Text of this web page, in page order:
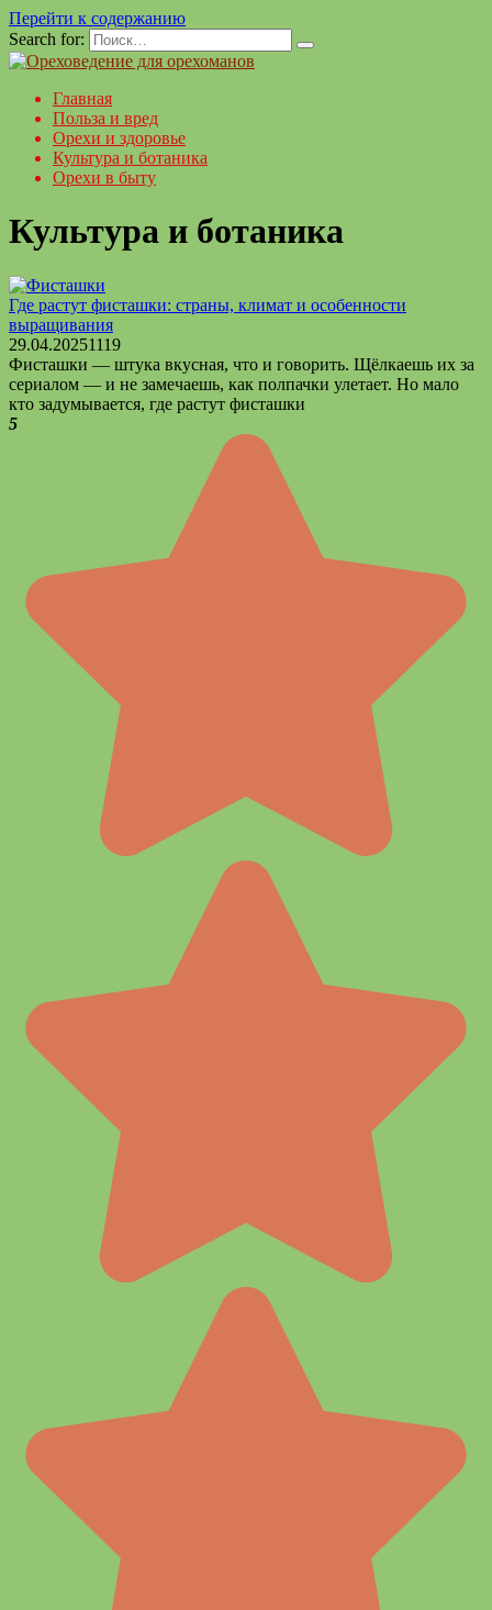
Перейти к содержанию
Search for:
Главная
Польза и вред
Орехи и здоровье
Культура и ботаника
Орехи в быту
Культура и ботаника
Где растут фисташки: страны, климат и особенности
выращивания
29.04.20251119
Фисташки — штука вкусная, что и говорить. Щёлкаешь их за
сериалом — и не замечаешь, как полпачки улетает. Но мало
кто задумывается, где растут фисташки
5